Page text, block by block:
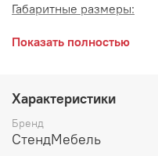
Габаритные размеры:
длина 400 мм
высота 1115 мм
Цвет:
Показать полностью
Характеристики
Бренд
СтендМебель